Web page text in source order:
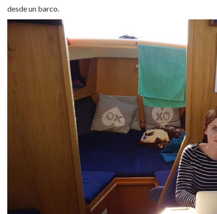
desde un barco.